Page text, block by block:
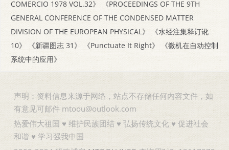
COMERCIO 1978 VOL.32》
《PROCEEDINGS OF THE 9TH
GENERAL CONFERENCE OF THE CONDENSED MATTER
DIVISION OF THE EUROPEAN PHYSICAL》
《水经注集释订讹
10》
《新疆图志 31》 《Punctuate It Right》
《微机在自动控制
系统中的应用》
声明：资料信息来源于网络，站点不存储任何内容文件，如
有意见可邮件 mtoou@outlook.com
热爱伟大祖国 ♥ 维护民族团结 ♥ 弘扬传统文化 ♥ 促进社会
和谐 ♥ 学习强我中国